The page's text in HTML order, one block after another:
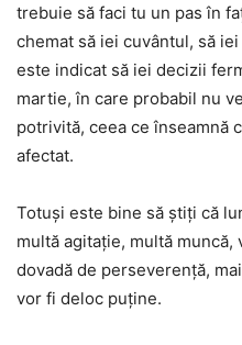
trebuie să faci tu un pas în
chemat să iei cuvântul, să
este indicat să iei decizii
martie, în care probabil nu
potrivită, ceea ce înseamnă
afectat.
Totuși este bine să știți că
multă agitație, multă
dovadă de perseverență,
vor fi deloc puține.